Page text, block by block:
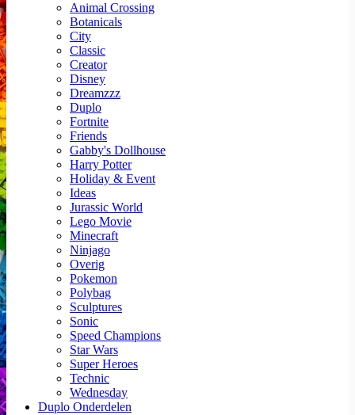
Animal Crossing
Botanicals
City
Classic
Creator
Disney
Dreamzzz
Duplo
Fortnite
Friends
Gabby's Dollhouse
Harry Potter
Holiday & Event
Ideas
Jurassic World
Lego Movie
Minecraft
Ninjago
Overig
Pokemon
Polybag
Sculptures
Sonic
Speed Champions
Star Wars
Super Heroes
Technic
Wednesday
Duplo Onderdelen